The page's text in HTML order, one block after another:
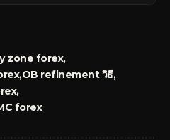
zone forex
OB refinement วิธี
forex